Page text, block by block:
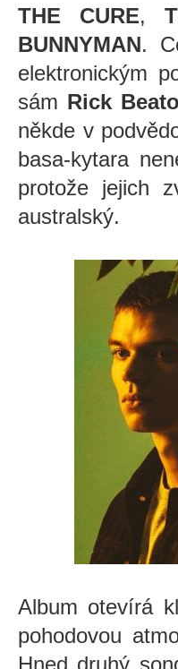
THE CURE,
BUNNYMAN.
elektronickým
sám Rick Beato
někde v
basa-kytara
protože jejich
australský.
Album otevírá
pohodovou
Hned druhý